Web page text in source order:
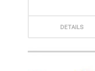
DETAILS